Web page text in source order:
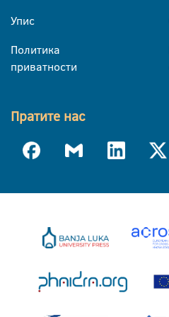
Упис
Политика
приватности
Пратите нас